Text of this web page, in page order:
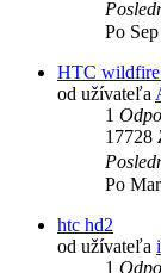
Po
HTC
od užívateľa
1
17728
Po
htc hd2
od užívateľa
1